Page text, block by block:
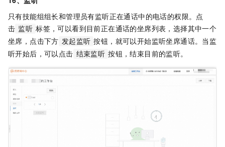
只有技能组组长和管理员有监听正在通话中的电话的权限。点
击 监听 标签，可以看到目前正在通话的坐席列表，选择其中一个
坐席，点击下方 发起监听 按钮，就可以开始监听坐席通话。当监
听开始后，可以点击 结束监听 按钮，结束目前的监听。